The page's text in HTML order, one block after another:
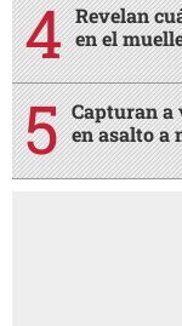
Revelan
en el
Capturan a
en asalto a